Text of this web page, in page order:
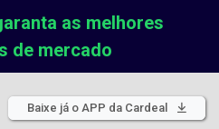
as melhores
de mercado
Baixe já o APP da Cardeal